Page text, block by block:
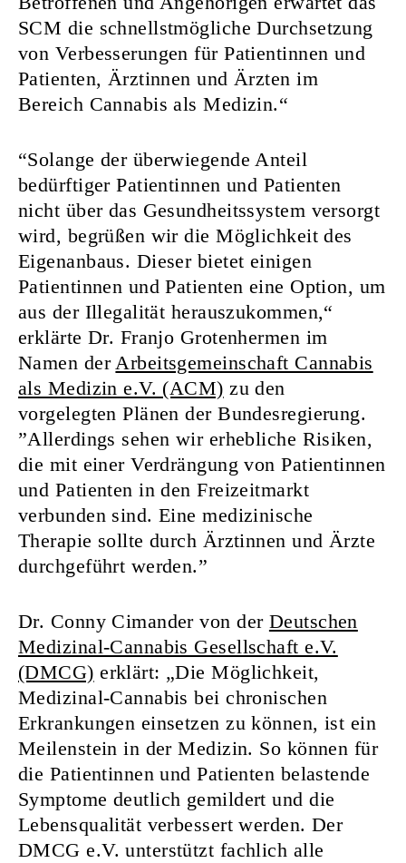
SCM die schnellstmögliche Durchsetzung
von Verbesserungen für Patientinnen und
Patienten, Ärztinnen und Ärzten im
Bereich Cannabis als Medizin.“
“Solange der überwiegende Anteil
bedürftiger Patientinnen und Patienten
nicht über das Gesundheitssystem versorgt
wird, begrüßen wir die Möglichkeit des
Eigenanbaus. Dieser bietet einigen
Patientinnen und Patienten eine Option, um
aus der Illegalität herauszukommen,“
erklärte Dr. Franjo Grotenhermen im
Namen derArbeitsgemeinschaft Cannabis
als Medizin e.V. (ACM) zu den
vorgelegten Plänen der Bundesregierung.
”Allerdings sehen wir erhebliche Risiken,
die mit einer Verdrängung von Patientinnen
und Patienten in den Freizeitmarkt
verbunden sind. Eine medizinische
Therapie sollte durch Ärztinnen und Ärzte
durchgeführt werden.”
Dr. Conny Cimander von der Deutschen
Medizinal-Cannabis Gesellschaft e.V.
(DMCG) erklärt: „Die Möglichkeit,
Medizinal-Cannabis bei chronischen
Erkrankungen einsetzen zu können, ist ein
Meilenstein in der Medizin. So können für
die Patientinnen und Patienten belastende
Symptome deutlich gemildert und die
Lebensqualität verbessert werden. Der
DMCG e.V. unterstützt fachlich alle